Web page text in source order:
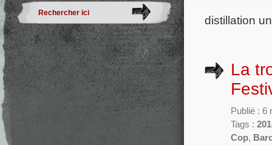
distillation
La
Publié : 6
Tags :
Cop,